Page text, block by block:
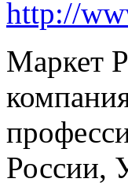
http://
Маркет
России,